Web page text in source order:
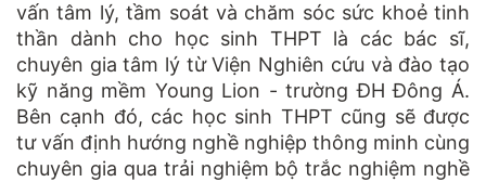
vấn tâm lý, tầm soát và chăm sóc sức khoẻ tinh
thần dành cho học sinh THPT là các bác sĩ,
chuyên gia tâm lý từ Viện Nghiên cứu và đào tạo
kỹ năng mềm Young Lion - trường ĐH Đông Á.
Bên cạnh đó, các học sinh THPT cũng sẽ được
tư vấn định hướng nghề nghiệp thông minh cùng
chuyên gia qua trải nghiệm bộ trắc nghiệm nghề